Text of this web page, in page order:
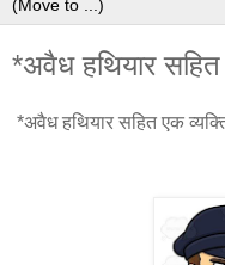
*अवैध हथियार
*अवैध हथियार सहित एक